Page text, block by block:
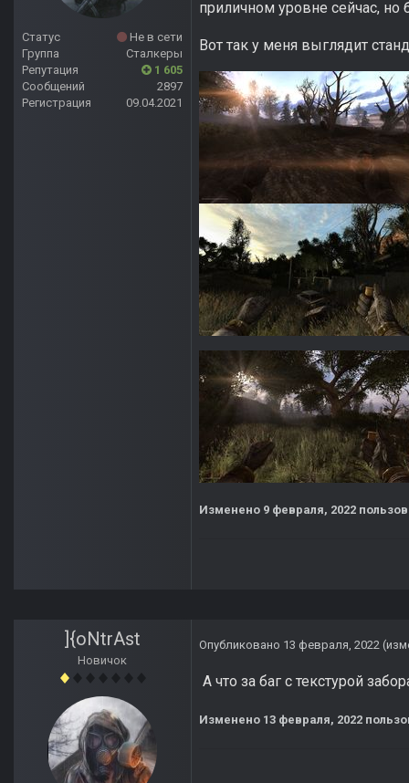
Статус
Не в сети
Группа
Сталкеры
Репутация
1 605
Сообщений
2897
Регистрация
09.04.2021
приличном уровне сейчас,
Вот так у меня выглядит
Изменено 9 февраля, 2022
]{oNtrAst
Новичок
Опубликовано 13 февраля, 2022
А что за баг с текстурой
Изменено 13 февраля, 2022